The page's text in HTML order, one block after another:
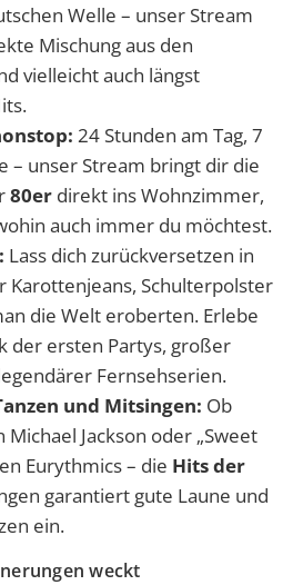
Welle – unser Stream
Mischung aus den
vielleicht auch längst
24 Stunden am Tag, 7
– unser Stream bringt dir die
80er direkt ins Wohnzimmer,
auch immer du möchtest.
Lass dich zurückversetzen in
Karottenjeans, Schulterpolster
die Welt eroberten. Erlebe
der ersten Partys, großer
Fernsehserien.
und Mitsingen: Ob
Michael Jackson oder „Sweet
Eurythmics – die Hits der
garantiert gute Laune und
ein.
weckt